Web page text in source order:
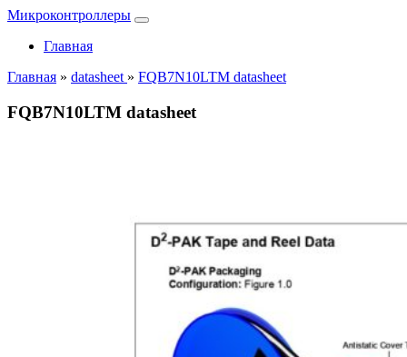
Микроконтроллеры
Главная
Главная » datasheet » FQB7N10LTM datasheet
FQB7N10LTM datasheet